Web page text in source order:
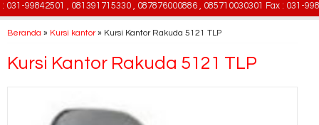
99842501 , 081391715330 , 087876000886 , 085710030301 Fax : 031-
Beranda » Kursi kantor» Kursi Kantor Rakuda 5121 TLP
Kursi Kantor Rakuda 5121 TLP